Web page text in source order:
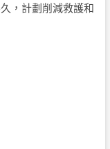
，計劃削減救護和